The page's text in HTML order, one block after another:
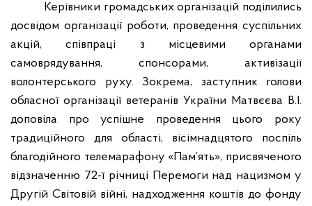
Керівники громадських організацій поділились
досвідом організації роботи, проведення суспільних
акцій, співпраці з місцевими органами
самоврядування, спонсорами, активізації
волонтерського руху. Зокрема, заступник голови
обласної організації ветеранів України Матвєєва В.І.
доповіла про успішне проведення цього року
традиційного для області, вісімнадцятого поспіль
благодійного телемарафону «Пам’ять», присвяченого
відзначенню 72-ї річниці Перемоги над нацизмом у
Другій Світовій війні, надходження коштів до фонду